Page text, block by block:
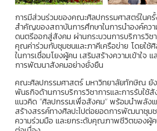
การมีส่วนร่วมของคณะศิลปกรรมศาสตร์ในค
สำคัญของสถาบันการศึกษาในการนำองค์ควา
ดนตรีออกสู่สังคม ผ่านกระบวนการบริการวิช
คุณค่าร่วมกับชุมชนและภาคีเครือข่าย โดยใช้ศิ
ในการเชื่อมโยงผู้คน เสริมสร้างความเข้าใจ แ
การพัฒนาสังคมอย่างยั่งยืน
คณะศิลปกรรมศาสตร์ มหาวิทยาลัยทักษิณ ยั
พันธกิจด้านการบริการวิชาการและการรับใช้
แนวคิด “ศิลปกรรมเพื่อสังคม” พร้อมนำพลัง
สร้างสรรค์ทางศิลปะไปต่อยอดการพัฒนาชุม
ความร่วมมือ และยกระดับคุณภาพชีวิตของผู้